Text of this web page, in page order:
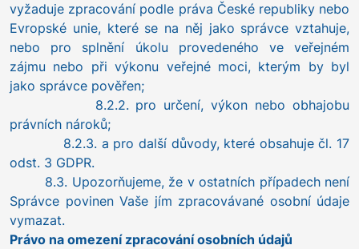
vyžaduje zpracování podle práva České republiky nebo
Evropské unie, které se na něj jako správce vztahuje,
nebo pro splnění úkolu provedeného ve veřejném
zájmu nebo při výkonu veřejné moci, kterým by byl
jako správce pověřen;
8.2.2. pro určení, výkon nebo obhajobu
právních nároků;
8.2.3. a pro další důvody, které obsahuje čl. 17
odst. 3 GDPR.
8.3. Upozorňujeme, že v ostatních případech není
Správce povinen Vaše jím zpracovávané osobní údaje
vymazat.
Právo na omezení zpracování osobních údajů